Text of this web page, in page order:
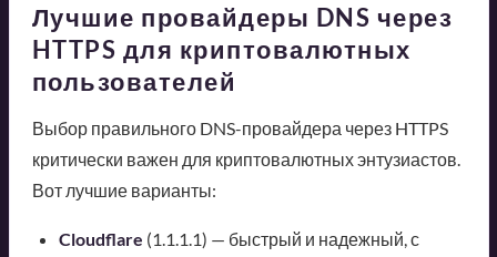
Лучшие провайдеры DNS через
HTTPS для криптовалютных
пользователей
Выбор правильного DNS-провайдера через HTTPS
критически важен для криптовалютных энтузиастов.
Вот лучшие варианты:
Cloudflare (1.1.1.1) — быстрый и надежный, с